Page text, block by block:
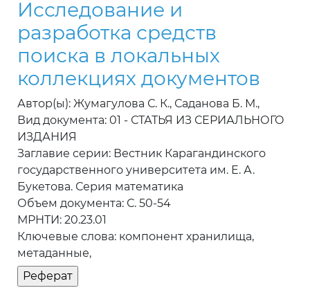
Исследование и
разработка средств
поиска в локальных
коллекциях документов
Автор(ы): Жумагулова С. К., Саданова Б. М.,
Вид документа: 01 - СТАТЬЯ ИЗ СЕРИАЛЬНОГО
ИЗДАНИЯ
Заглавие серии: Вестник Карагандинского
государственного университета им. Е. А.
Букетова. Серия математика
Объем документа: С. 50-54
МРНТИ: 20.23.01
Ключевые слова: компонент хранилища,
метаданные,